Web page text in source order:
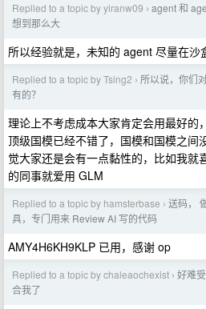
Replied to a topic by yiranw09 › agent 和
想到那么大
所以经验就是，未知的 agent 尽量在沙
Replied to a topic by Tsing2 › 所以说，你们
有的？
理论上不考虑成本大家肯定会用最好的
顶级国模已经不错了，国模和国模之间
觉大家还是会有一点黏性的，比如我
的同事就爱用 GLM
Replied to a topic by hamsterbase › 送码，
具，专门用来 Review AI 写的代码
AMY4H6KH9KLP 已用，感谢 op
Replied to a topic by chaleaochexist › 好难
合我了